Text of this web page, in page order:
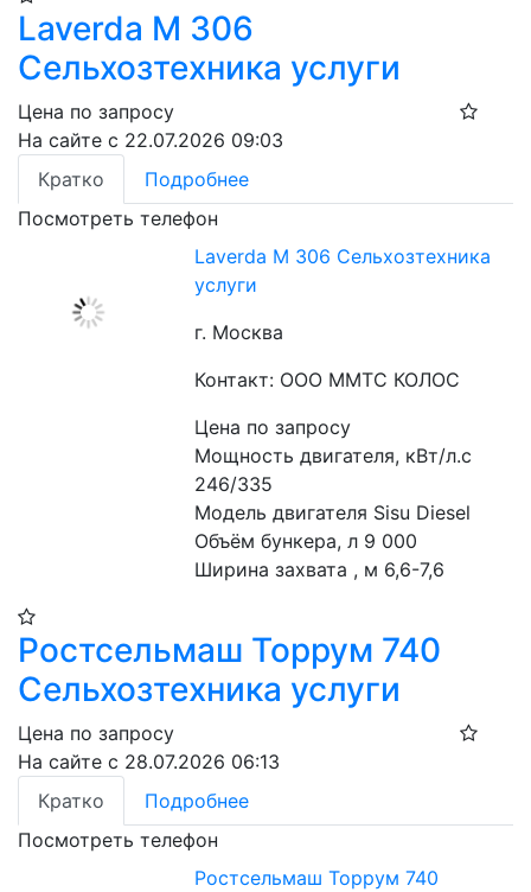
Laverda М 306
Сельхозтехника услуги
Цена по запросу
На сайте с 22.07.2026 09:03
Кратко
Подробнее
Посмотреть телефон
Laverda М 306 Сельхозтехника
услуги
г. Москва
Контакт: ООО ММТС КОЛОС
Цена по запросу
Мощность двигателя, кВт/л.с
246/335
Модель двигателя Sisu Diesel
Объём бункера, л 9 000
Ширина захвата , м 6,6-7,6
Ростсельмаш Торрум 740
Сельхозтехника услуги
Цена по запросу
На сайте с 28.07.2026 06:13
Кратко
Подробнее
Посмотреть телефон
Ростсельмаш Торрум 740